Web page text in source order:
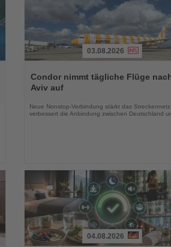
Sie
die
03.08.2026
Condor nimmt tägliche Flüge
Aviv auf
Neue Nonstop-Verbindung stärkt das
verbessert die Anbindung zwischen Deutschland
04.08.2026